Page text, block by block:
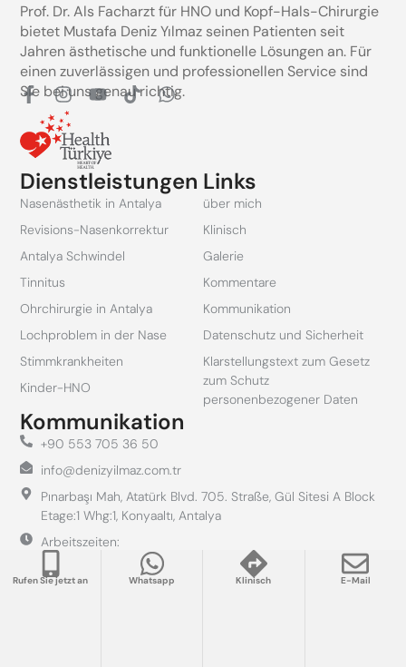
Prof. Dr. Als Facharzt für HNO und Kopf-Hals-Chirurgie
bietet Mustafa Deniz Yılmaz seinen Patienten seit
Jahren ästhetische und funktionelle Lösungen an. Für
einen zuverlässigen und professionellen Service sind
Sie bei uns genau richtig.
F
a
c
e
b
o
o
-
f
I
n
s
t
a
g
r
m
Y
u
t
u
b
e
T
i
k
W
a
p
Dienstleistungen
Nasenästhetik in Antalya
Revisions-Nasenkorrektur
Antalya Schwindel
Tinnitus
Ohrchirurgie in Antalya
Lochproblem in der Nase
Stimmkrankheiten
Kinder-HNO
Links
über mich
Klinisch
Galerie
Kommentare
Kommunikation
Datenschutz und Sicherheit
Klarstellungstext zum Gesetz
zum Schutz
personenbezogener Daten
Kommunikation
+90 553 705 36 50
info@denizyilmaz.com.tr
Pınarbaşı Mah, Atatürk Blvd. 705. Straße, Gül Sitesi A Block
Etage:1 Whg:1, Konyaaltı, Antalya
Arbeitszeiten:
Mo - Fr: 09.00 - 18.00
Sa: 10.00 - 14.00
Rufen Sie jetzt an Whatsapp Klinisch E-Mail